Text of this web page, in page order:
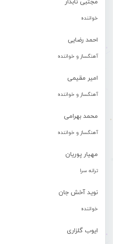
مجتبی تابدار
خواننده
احمد رضایی
آهنگساز و خواننده
امیر مقیمی
آهنگساز و خواننده
محمد بهرامی
آهنگساز و خواننده
مهیار پوریان
ترانه سرا
نوید آخش جان
خواننده
ایوب گلزاری